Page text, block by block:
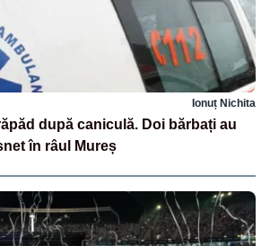
Ionuț Nichita
după caniculă. Doi bărbați au
în râul Mureș